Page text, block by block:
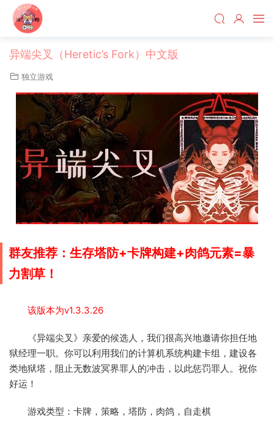
异端尖叉（Heretic’s Fork）中文版
独立游戏
群友推荐：生存塔防+卡牌构建+肉鸽元素=暴
力割草！
该版本为v1.3.3.26
《异端尖叉》亲爱的候选人，我们很高兴地邀请你担任地
狱经理一职。你可以利用我们的计算机系统构建卡组，建设各
类地狱塔，阻止无数波冥界罪人的冲击，以此惩罚罪人。祝你
好运！
游戏类型：卡牌，策略，塔防，肉鸽，自走棋